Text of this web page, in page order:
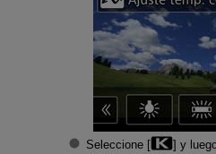
Seleccione [ ] y